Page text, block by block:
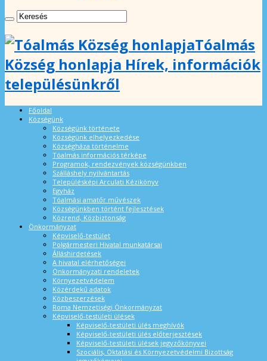
Tóalmás
Község honlapja Hírek, információk
településünkről
Főoldal
Községünk
Községünk története
Községünk elhelyezkedése
Községháza történelme
Tóalmás információs térképe
Programok, rendezvények községünkben
Szálláshely nyilvántartás
Településképi Arculati Kézikönyv
Egyház
Tóalmási amatőr művészek
Községünkben történt fejlesztések
Közrend, Közbiztonság
Önkormányzat
Képviselő-testület
Polgármesteri Hivatal munkatársai
Álláshirdetések
A hivatal elérhetőségei
Önkormányzati rendeletek
Környezetvédelem
Közérdekű adatok
Közbeszerzések
Roma Nemzetiségi Önkormányzat
Képviselő-testületi ülések
Képviselő-testületi ülés meghívók
Képviselő-testületi ülés előterjesztések
Képviselő-testületi ülések jegyzőkönyvei
Szociális, Oktatási és Környezetvédelmi Bizottság